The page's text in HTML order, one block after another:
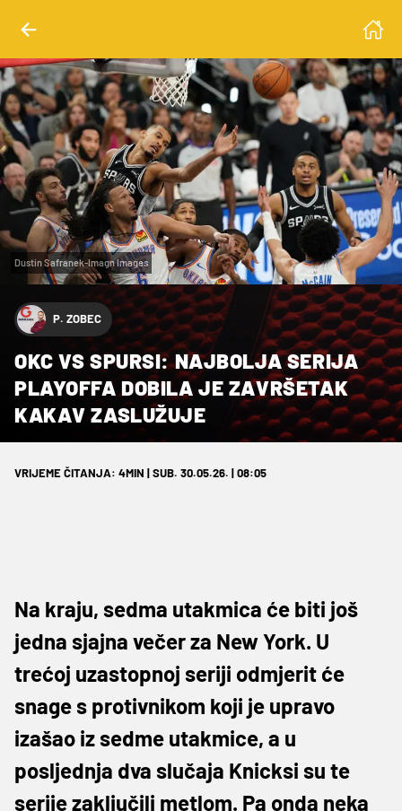
Dustin Safranek-Imagn Images
P. ZOBEC
OKC VS SPURSI: NAJBOLJA SERIJA
PLAYOFFA DOBILA JE ZAVRŠETAK
KAKAV ZASLUŽUJE
VRIJEME ČITANJA: 4MIN | SUB. 30.05.26. | 08:05
Na kraju, sedma utakmica će biti još
jedna sjajna večer za New York. U
trećoj uzastopnoj seriji odmjerit će
snage s protivnikom koji je upravo
izašao iz sedme utakmice, a u
posljednja dva slučaja Knicksi su te
serije zaključili metlom. Pa onda neka